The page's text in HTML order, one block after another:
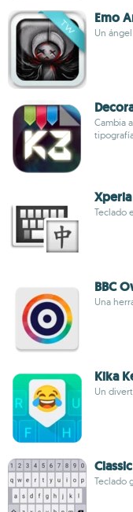
Emo
Un
Cambia
Teclado
BBC
Una
Kika
Un
Teclado